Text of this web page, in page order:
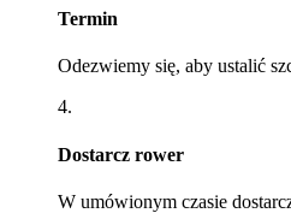
Termin
Odezwiemy się, aby ustalić
4.
Dostarcz rower
W umówionym czasie